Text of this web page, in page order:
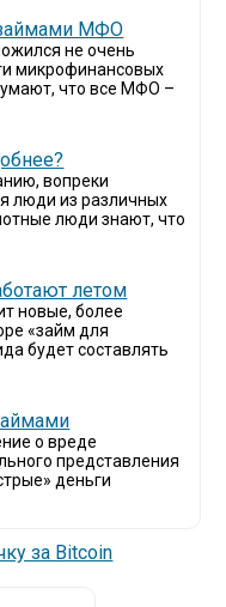
займами МФО
не очень
микрофинансовых
что все МФО –
вопреки
люди из различных
люди знают, что
летом
новые, более
«займ для
будет составлять
о вреде
представления
деньги